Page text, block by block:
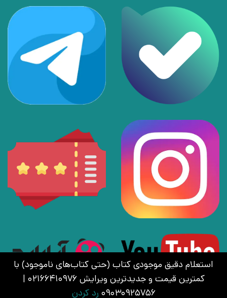
استعلام دقیق موجودی کتاب (حتی کتاب‌های ناموجود) با
کمترین قیمت و جدیدترین ویرایش 02166410976 |
09030925756 رد کردن